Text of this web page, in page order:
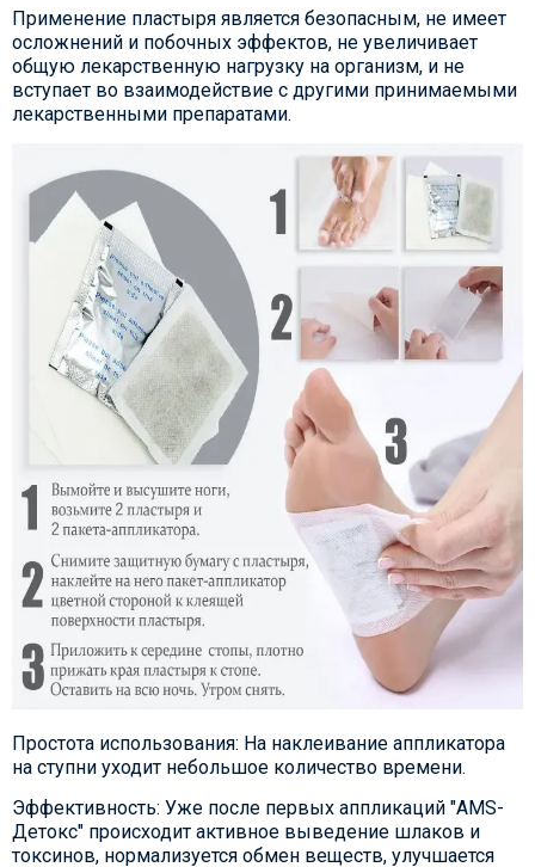
Применение пластыря является безопасным, не имеет
осложнений и побочных эффектов, не увеличивает
общую лекарственную нагрузку на организм, и не
вступает во взаимодействие с другими принимаемыми
лекарственными препаратами.
Простота использования: На наклеивание аппликатора
на ступни уходит небольшое количество времени.
Эффективность: Уже после первых аппликаций "AMS-
Детокс" происходит активное выведение шлаков и
токсинов, нормализуется обмен веществ, улучшается